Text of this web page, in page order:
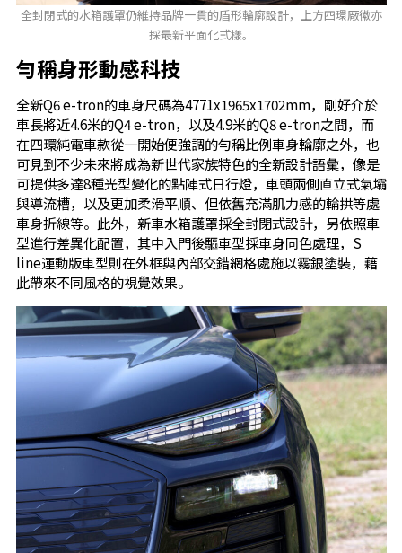
全封閉式的水箱護罩仍維持品牌一貫的盾形輪廓設計，上方四環廠徽亦
採最新平面化式樣。
勻稱身形動感科技
全新Q6 e-tron的車身尺碼為4771x1965x1702mm，剛好介於
車長將近4.6米的Q4 e-tron，以及4.9米的Q8 e-tron之間，而
在四環純電車款從一開始便強調的勻稱比例車身輪廓之外，也
可見到不少未來將成為新世代家族特色的全新設計語彙，像是
可提供多達8種光型變化的點陣式日行燈，車頭兩側直立式氣壩
與導流槽，以及更加柔滑平順、但依舊充滿肌力感的輪拱等處
車身折線等。此外，新車水箱護罩採全封閉式設計，另依照車
型進行差異化配置，其中入門後驅車型採車身同色處理，S
line運動版車型則在外框與內部交錯網格處施以霧銀塗裝，藉
此帶來不同風格的視覺效果。